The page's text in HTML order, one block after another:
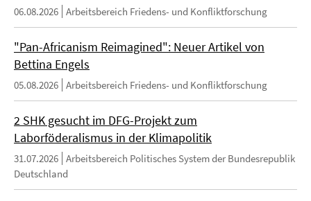
06.08.2026 Arbeitsbereich Friedens- und Konfliktforschung
"Pan-Africanism Reimagined": Neuer Artikel von
Bettina Engels
05.08.2026 Arbeitsbereich Friedens- und Konfliktforschung
2 SHK gesucht im DFG-Projekt zum
Laborföderalismus in der Klimapolitik
31.07.2026 Arbeitsbereich Politisches System der Bundesrepublik
Deutschland